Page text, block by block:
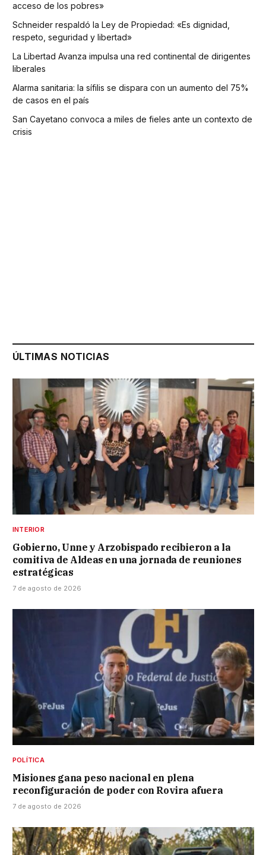
acceso de los pobres»
Schneider respaldó la Ley de Propiedad: «Es dignidad,
respeto, seguridad y libertad»
La Libertad Avanza impulsa una red continental de dirigentes
liberales
Alarma sanitaria: la sífilis se dispara con un aumento del 75%
de casos en el país
San Cayetano convoca a miles de fieles ante un contexto de
crisis
ÚLTIMAS NOTICIAS
INTERIOR
Gobierno, Unne y Arzobispado recibieron a la
comitiva de Aldeas en una jornada de reuniones
estratégicas
7 de agosto de 2026
POLÍTICA
Misiones gana peso nacional en plena
reconfiguración de poder con Rovira afuera
7 de agosto de 2026